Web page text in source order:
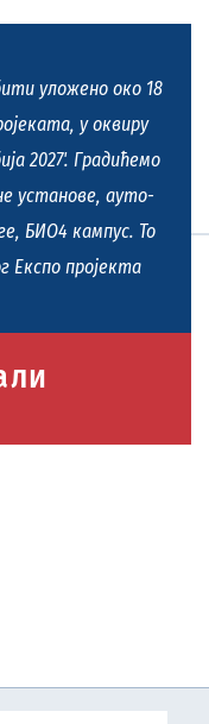
уложено око 18
у оквиру
2027'. Градићемо
установе, ауто-
БИО4 кампус. То
Експо пројекта